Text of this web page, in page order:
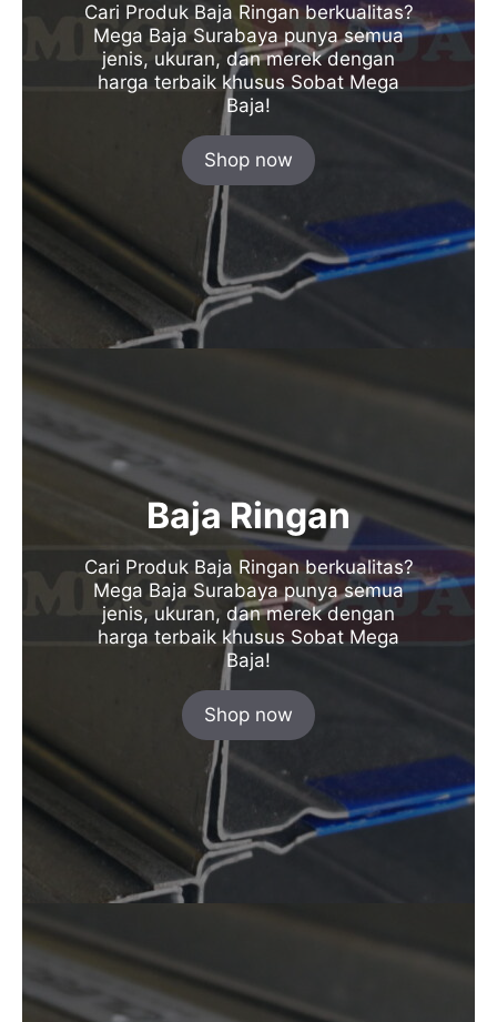
Cari Produk Baja Ringan berkualitas?
Mega Baja Surabaya punya semua
jenis, ukuran, dan merek dengan
harga terbaik khusus Sobat Mega
Baja!
Shop now
Baja Ringan
Cari Produk Baja Ringan berkualitas?
Mega Baja Surabaya punya semua
jenis, ukuran, dan merek dengan
harga terbaik khusus Sobat Mega
Baja!
Shop now